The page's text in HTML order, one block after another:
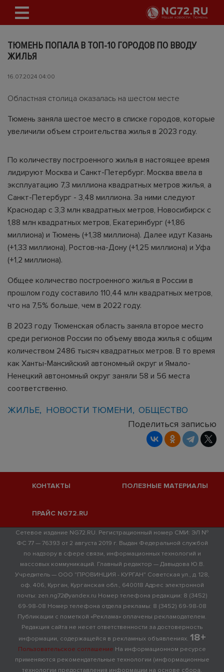
ТЮМЕНЬ ПОПАЛА В ТОП-10 ГОРОДОВ ПО ВВОДУ
ЖИЛЬЯ
16.07.2024 04:00
Областная столица оказалась на шестом месте
Тюмень заняла шестое место в списке городов, которые
увеличили объем строительства жилья в 2023 году.
По количеству построенного жилья в настоящее время
лидируют Москва и Санкт-Петербург. Москва ввела в
эксплуатацию 7,3 миллиона квадратных метров жилья, а
Санкт-Петербург - 3,48 миллиона. За ними следуют
Краснодар с 3,3 млн квадратных метров, Новосибирск с
1,88 млн квадратных метров, Екатеринбург (+1,86
миллиона) и Тюмень (+1,38 миллиона). Далее идут Казань
(+1,33 миллиона), Ростов-на-Дону (+1,25 миллиона) и Уфа
(+1,2 миллиона).
Общее количество построенного жилья в России в
прошлом году составило 110,44 млн квадратных метров,
что на 7,5% больше, чем в 2022 году.
В 2023 году Тюменская область заняла второе место
среди регионов России по объему ввода жилья с общим
количеством 2486 тысяч квадратных метров. В то время
как Ханты-Мансийский автономный округ и Ямало-
Ненецкий автономный округ заняли 58 и 56 места
соответственно.
ЖИЛЬЕ НОВОСТИ ТЮМЕНИ
ОБЩЕСТВО
Поделиться записью
КОНТАКТЫ ПОЛЕЗНЫЕ МАТЕРИАЛЫ
ПРАЙС NG72.RU
Сетевое издание NG72.RU. Регистрационный номер СМИ: ЭЛ №
ФС 77 — 76393 от 2 августа 2019 г. Выдан Федеральной службой
по надзору в сфере связи, информационных технологий и
массовых коммуникаций. Главный редактор — Давыдова Ю.В.
Учредитель — ООО "ПРОВИНЦИЯ - КУРГАН" Советская ул., д. 128,
оф. 406, Курган, Курганская обл., 640018 Адрес электронной
почты: zen.ng72@yandex.ru Номер телефона редакции: 8 (3452)
69-98-08 Номер телефона отдела рекламы: 8 (3452) 69-98-08
Публикации с пометкой «Реклама» оплачены рекламодателем.
Редакция сайта не несет ответственности за достоверность
информации, содержащейся в рекламных объявлениях. 18+
Пользовательское соглашение На информационном ресурсе
применяются рекомендательные технологии (информационные
технологии предоставления информации на основе сбора,